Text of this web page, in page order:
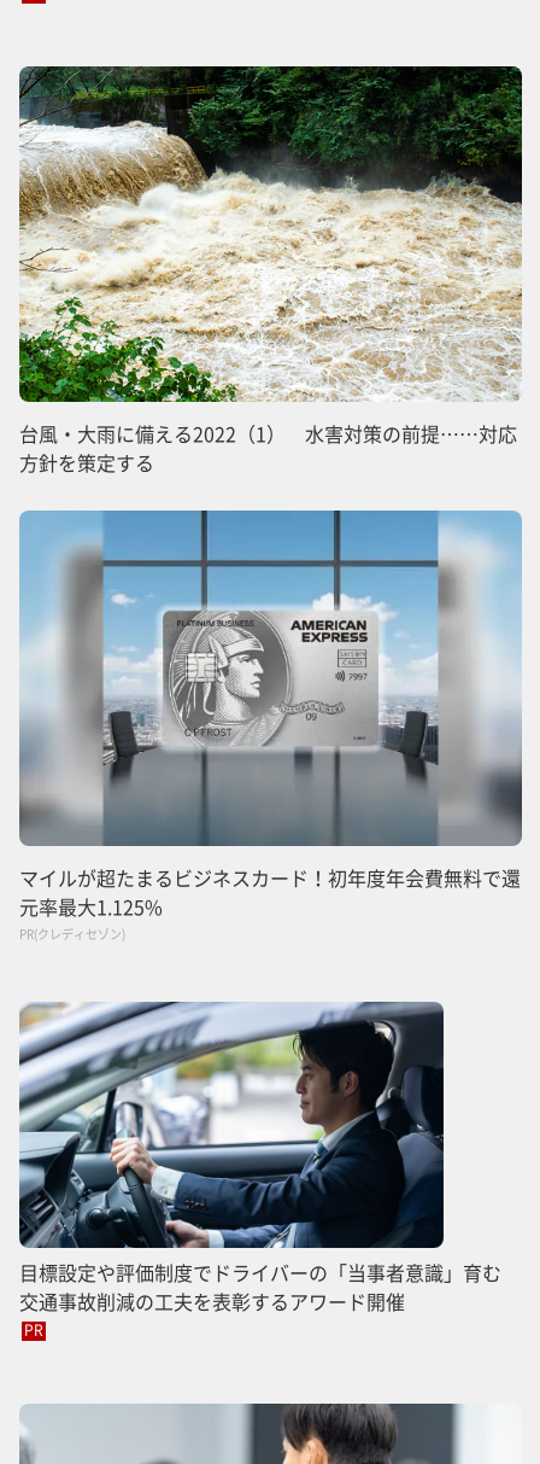
台風・大雨に備える2022（1） 水害対策の前提……対応
方針を策定する
マイルが超たまるビジネスカード！初年度年会費無料で還
元率最大1.125%
PR(クレディセゾン)
目標設定や評価制度でドライバーの「当事者意識」育む
交通事故削減の工夫を表彰するアワード開催
PR